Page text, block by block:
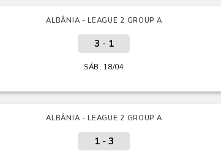
ALBÂNIA - LEAGUE 2 GROUP A
3 - 1
SÁB, 18/04
ALBÂNIA - LEAGUE 2 GROUP A
1- 3